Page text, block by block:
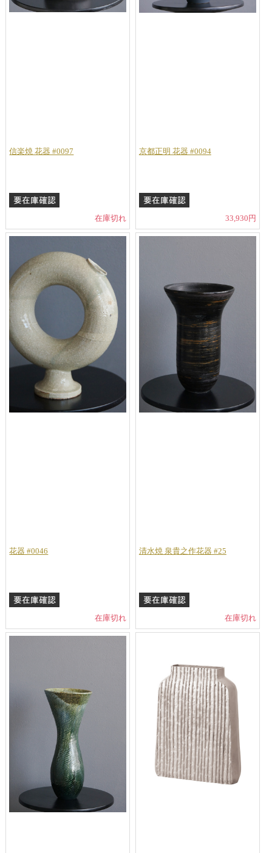
信楽焼 花器 #0097
在庫切れ
京都正明 花器 #0094
33,930円
花器 #0046
在庫切れ
清水焼 泉貴之作花器 #25
在庫切れ